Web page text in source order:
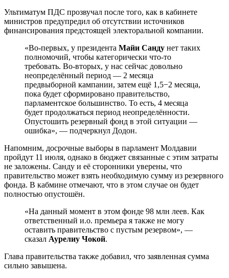
Ультиматум ПДС прозвучал после того, как в кабинете
министров предупредил об отсутствии источников
финансирования предстоящей электоральной компании.
«Во-первых, у президента Майи Санду нет таких
полномочий, чтобы категорически что-то
требовать. Во-вторых, у нас сейчас довольно
неопределённый период — 2 месяца
предвыборной кампании, затем ещё 1,5−2 месяца,
пока будет сформировано правительство,
парламентское большинство. То есть, 4 месяца
будет продолжаться период неопределённости.
Опустошить резервный фонд в этой ситуации —
ошибка», — подчеркнул Додон.
Напомним, досрочные выборы в парламент Молдавии
пройдут 11 июля, однако в бюджет связанные с этим затраты
не заложены. Санду и её сторонники уверены, что
правительство может взять необходимую сумму из резервного
фонда. В кабмине отмечают, что в этом случае он будет
полностью опустошён.
«На данный момент в этом фонде 98 млн леев. Как
ответственный и.о. премьера я также не могу
оставить правительство с пустым резервом», —
сказал Аурелиу Чокой.
Глава правительства также добавил, что заявленная сумма
сильно завышена.